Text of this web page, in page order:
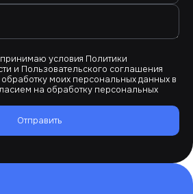
условия Политики
и Пользовательского соглашения
моих персональных данных в
на обработку персональных
Отправить